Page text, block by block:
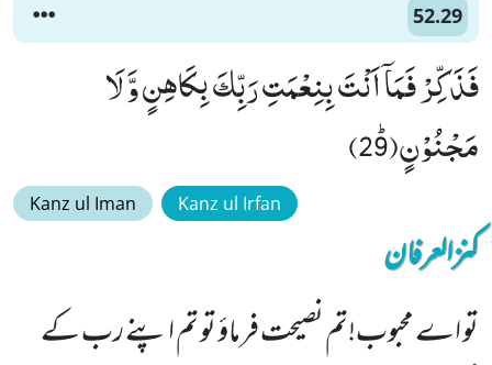
52.29
فَذَكِّرْ فَمَاۤ اَنْتَ بِنِعْمَتِ رَبِّكَ بِكَاهِنٍ وَّ لَا
مَجْنُوْنٍﭤ(29)
Kanz ul Iman Kanz ul Irfan
کنزالعرفان
تو اے محبوب!تم نصیحت فرماؤ تو تم اپنے رب کے